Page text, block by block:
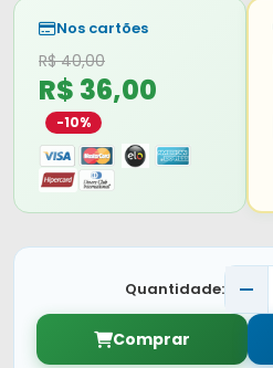
Nos cartões
R$ 40,00
R$ 36,00
-10%
Quantidade:
Comprar